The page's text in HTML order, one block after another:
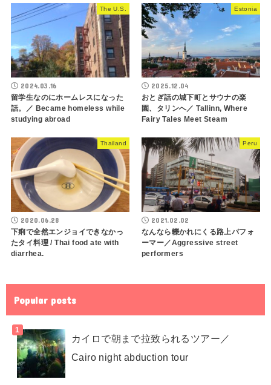
The U.S.
2024.03.16
留学生なのにホームレスになった
話。／ Became homeless while
studying abroad
Estonia
2025.12.04
おとぎ話の城下町とサウナの楽
園、タリンへ／ Tallinn, Where
Fairy Tales Meet Steam
Thailand
2020.06.28
下痢で全然エンジョイできなかっ
たタイ料理 / Thai food ate with
diarrhea.
Peru
2021.02.02
なんなら轢かれにくる路上パフォ
ーマー／Aggressive street
performers
Popular posts
カイロで朝まで拉致られるツアー／
Cairo night abduction tour